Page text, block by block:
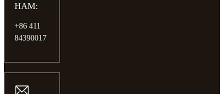
НАМ:
+86 411
84390017